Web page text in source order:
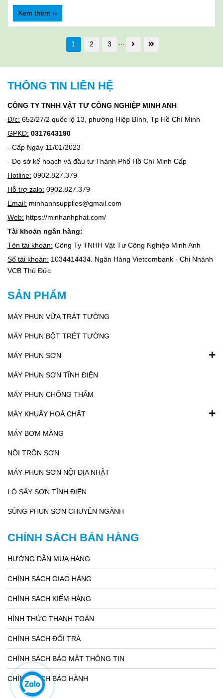
Xem thêm ››
1 2 3
THÔNG TIN LIÊN HỆ
CÔNG TY TNHH VẬT TƯ CÔNG NGHIỆP MINH ANH
Đ/c: 652/27/2 quốc lộ 13, phường Hiệp Bình, Tp Hồ Chí Minh
GPKD: 0317643190
- Cấp Ngày 11/01/2023
- Do sở kế hoạch và đầu tư Thành Phố Hồ Chí Minh Cấp
Hotline: 0902.827.379
Hỗ trợ zalo: 0902.827.379
Email: minhanhsupplies@gmail.com
Web: https://minhanhphat.com/
Tài khoản ngân hàng:
Tên tài khoản: Công Ty TNHH Vật Tư Công Nghiệp Minh Anh
Số tài khoản: 1034414434. Ngân Hàng Vietcombank - Chi Nhánh
VCB Thủ Đức
SẢN PHẨM
MÁY PHUN VỮA TRÁT TƯỜNG
MÁY PHUN BỘT TRÉT TƯỜNG
MÁY PHUN SƠN
MÁY PHUN SƠN TĨNH ĐIỆN
MÁY PHUN CHỐNG THẤM
MÁY KHUẤY HOÁ CHẤT
MÁY BƠM MÀNG
NỒI TRỘN SƠN
MÁY PHUN SƠN NỘI ĐỊA NHẬT
LÒ SẤY SƠN TĨNH ĐIỆN
SÚNG PHUN SƠN CHUYÊN NGÀNH
CHÍNH SÁCH BÁN HÀNG
HƯỚNG DẪN MUA HÀNG
CHÍNH SÁCH GIAO HÀNG
CHÍNH SÁCH KIỂM HÀNG
HÌNH THỨC THANH TOÁN
CHÍNH SÁCH ĐỔI TRẢ
CHÍNH SÁCH BẢO MẬT THÔNG TIN
CHÍNH SÁCH BÁO HÀNH